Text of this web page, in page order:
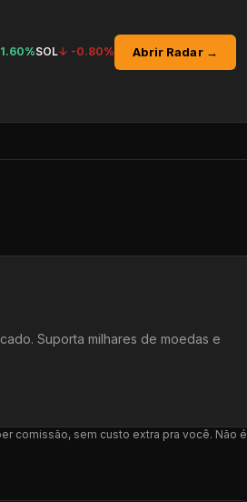
SOL↓ -0.80% Abrir Radar →
Suporta milhares de moedas e
comissão, sem custo extra pra você. Não é